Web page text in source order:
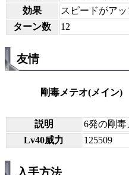
効果
スピードがア
ターン数
12
友情
剛毒メテオ(メイン)
説明
6発の剛
Lv40威力
125509
入手方法